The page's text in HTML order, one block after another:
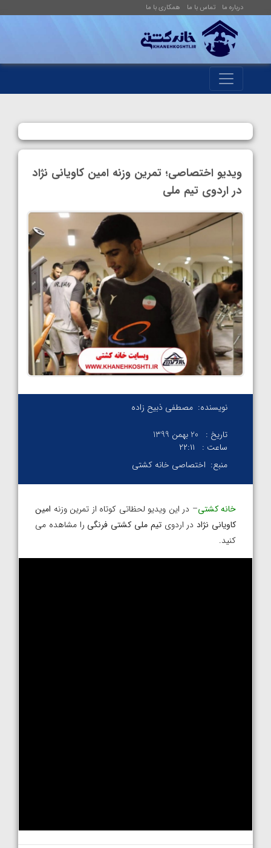
درباره ما تماس با ما همکاری با ما
ویدیو اختصاصی؛ تمرین وزنه امین کاویانی نژاد
در اردوی تیم ملی
نویسنده: مصطفی ذبیح زاده
تاریخ :
20 بهمن 1399
ساعت :
۲۲:۱۱
منبع: اختصاصی خانه کشتی
خانه کشتی– در این ویدیو لحظاتی کوتاه از تمرین وزنه امین
کاویانی نژاددر اردوی تیم ملی کشتی فرنگی را مشاهده می
کنید.